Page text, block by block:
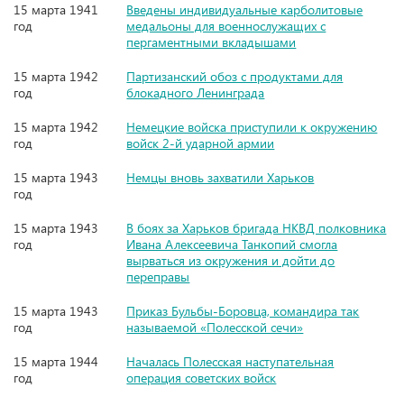
15 марта 1941
год
Введены индивидуальные карболитовые
медальоны для военнослужащих с
пергаментными вкладышами
15 марта 1942
год
Партизанский обоз с продуктами для
блокадного Ленинграда
15 марта 1942
год
Немецкие войска приступили к окружению
войск 2-й ударной армии
15 марта 1943
год
Немцы вновь захватили Харьков
15 марта 1943
год
В боях за Харьков бригада НКВД полковника
Ивана Алексеевича Танкопий смогла
вырваться из окружения и дойти до
переправы
15 марта 1943
год
Приказ Бульбы-Боровца, командира так
называемой «Полесской сечи»
15 марта 1944
год
Началась Полесская наступательная
операция советских войск